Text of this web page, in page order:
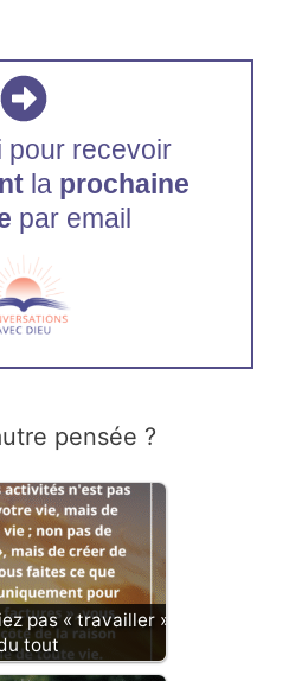
pour recevoir
la prochaine
par email
pensée ?
pas « travailler »
tout